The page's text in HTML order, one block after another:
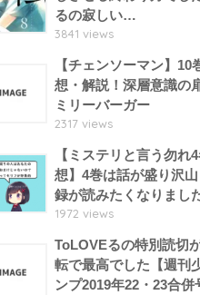
るの寂しい…
3841 views
【チェンソーマン】10
想・解説！深層意識の
ミリーバーガー
2317 views
【ミステリと言う勿れ
想】4巻は話が盛り沢
録が読みたくなりまし
1972 views
ToLOVEるの特別読切
転で最高でした【週刊
ンプ2019年22・23合併